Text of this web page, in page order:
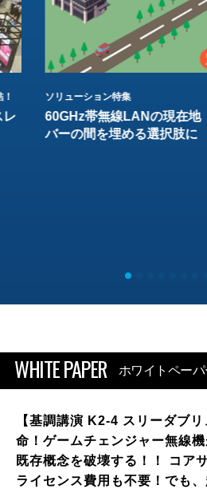
レ
ソリューション特集
60GHz帯無線LANの現在
バーの間を埋める選択肢に
WHITE PAPER ホワイトペーパ
【基調講演 K2-4 スリーダブ
命！ゲームチェンジャー無線
既存概念を破壊する！！ コア
ライセンス費用も不要！でも